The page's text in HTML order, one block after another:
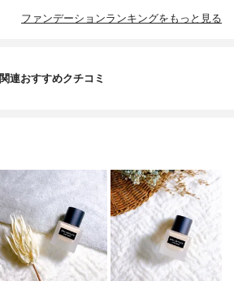
ファンデーションランキングをもっと見る
関連おすすめクチコミ